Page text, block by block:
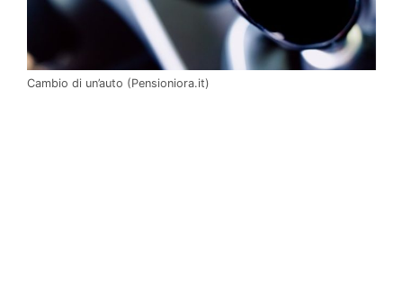
Cambio di un’auto (Pensioniora.it)